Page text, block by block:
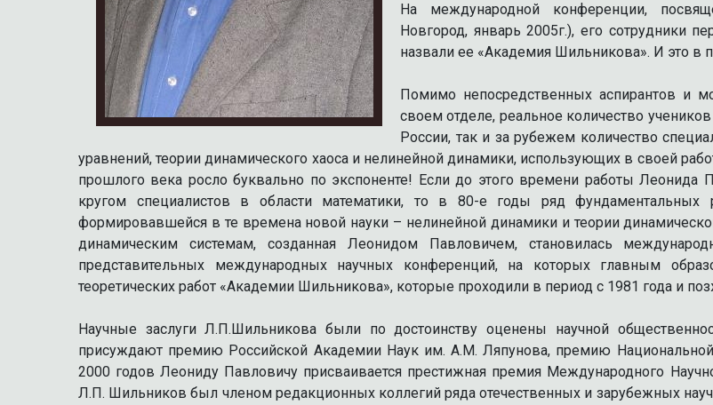
На международной конференции,
Новгород, январь 2005г.), его сотрудники
назвали ее «Академия Шильникова». И это в
Помимо непосредственных аспирантов и
своем отделе, реальное количество
России, так и за рубежем количество
уравнений, теории динамического хаоса и нелинейной динамики, использующих в своей
прошлого века росло буквально по экспоненте! Если до этого времени работы
кругом специалистов в области математики, то в 80-е годы ряд фундаментальных
формировавшейся в те времена новой науки – нелинейной динамики и теории
динамическим системам, созданная Леонидом Павловичем, становилась
представительных международных научных конференций, на которых главным
теоретических работ «Академии Шильникова», которые проходили в период с 1981 года и
Научные заслуги Л.П.Шильникова были по достоинству оценены научной
присуждают премию Российской Академии Наук им. А.М. Ляпунова, премию
2000 годов Леониду Павловичу присваивается престижная премия Международного
Л.П. Шильников был членом редакционных коллегий ряда отечественных и зарубежных